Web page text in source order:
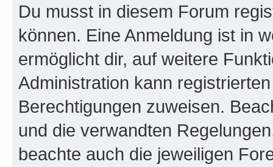
Du musst in diesem Forum
können. Eine Anmeldung ist in
ermöglicht dir, auf weitere
Administration kann
Berechtigungen zuweisen.
und die verwandten
beachte auch die jeweiligen